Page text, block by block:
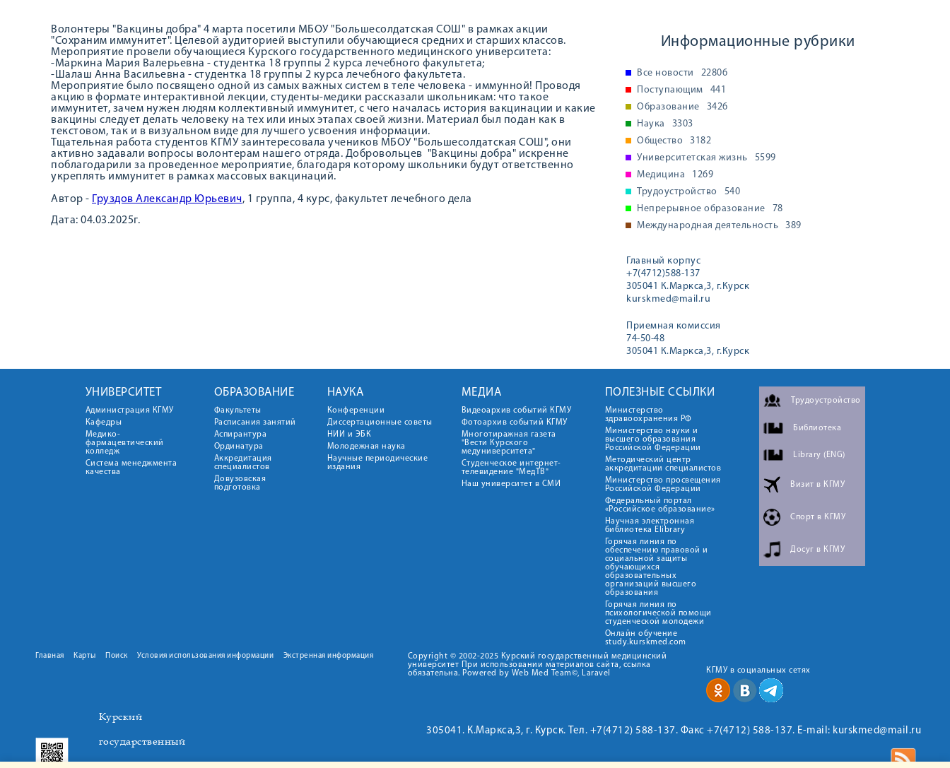
Волонтеры "Вакцины добра" 4 марта посетили МБОУ "Большесолдатская СОШ" в рамках акции
"Сохраним иммунитет". Целевой аудиторией выступили обучающиеся средних и старших классов.
Мероприятие провели обучающиеся Курского государственного медицинского университета:
-Маркина Мария Валерьевна - студентка 18 группы 2 курса лечебного факультета;
-Шалаш Анна Васильевна - студентка 18 группы 2 курса лечебного факультета.
Мероприятие было посвящено одной из самых важных систем в теле человека - иммунной! Проводя
акцию в формате интерактивной лекции, студенты-медики рассказали школьникам: что такое
иммунитет, зачем нужен людям коллективный иммунитет, с чего началась история вакцинации и какие
вакцины следует делать человеку на тех или иных этапах своей жизни. Материал был подан как в
текстовом, так и в визуальном виде для лучшего усвоения информации.
Тщательная работа студентов КГМУ заинтересовала учеников МБОУ "Большесолдатская СОШ", они
активно задавали вопросы волонтерам нашего отряда. Добровольцев "Вакцины добра" искренне
поблагодарили за проведенное мероприятие, благодаря которому школьники будут ответственно
укреплять иммунитет в рамках массовых вакцинаций.
Автор - Груздов Александр Юрьевич, 1 группа, 4 курс, факультет лечебного дела
Дата: 04.03.2025г.
Информационные рубрики
Все новости
22806
Поступающим
441
Образование
3426
Наука
3303
Общество
3182
Университетская жизнь
5599
Медицина
1269
Трудоустройство
540
Непрерывное образование
78
Международная деятельность
389
Главный корпус
+7(4712)588-137
305041 К.Маркса,3, г.Курск
kurskmed@mail.ru
Приемная комиссия
74-50-48
305041 К.Маркса,3, г.Курск
УНИВЕРСИТЕТ
Администрация КГМУ
Кафедры
Медико-
фармацевтический
колледж
Система менеджмента
качества
ОБРАЗОВАНИЕ
Факультеты
Расписания занятий
Аспирантура
Ординатура
Аккредитация
специалистов
Довузовская
подготовка
НАУКА
Конференции
Диссертационные советы
НИИ и ЭБК
Молодежная наука
Научные периодические
издания
МЕДИА
Видеоархив событий КГМУ
Фотоархив событий КГМУ
Многотиражная газета
"Вести Курского
медуниверситета"
Студенческое интернет-
телевидение "МедТВ"
Наш университет в СМИ
ПОЛЕЗНЫЕ ССЫЛКИ
Министерство
здравоохранения РФ
Министерство науки и
высшего образования
Российской Федерации
Методический центр
аккредитации специалистов
Министерство просвещения
Российской Федерации
Федеральный портал
«Российское образование»
Научная электронная
библиотека Elibrary
Горячая линия по
обеспечению правовой и
социальной защиты
обучающихся
образовательных
организаций высшего
образования
Горячая линия по
психологической помощи
студенческой молодежи
Онлайн обучение
study.kurskmed.com
Трудоустройство
Библиотека
Library (ENG)
Визит в КГМУ
Спорт в КГМУ
Досуг в КГМУ
Главная Карты Поиск Условия использования информации Экстренная информация
Copyright © 2002-2025 Курский государственный медицинский
университет При использовании материалов сайта, ссылка
обязательна. Powered by Web Med Team©, Laravel
КГМУ в социальных сетях
Курский
государственный
305041. К.Маркса,3, г. Курск. Тел. +7(4712) 588-137. Факс +7(4712) 588-137. E-mail: kurskmed@mail.ru